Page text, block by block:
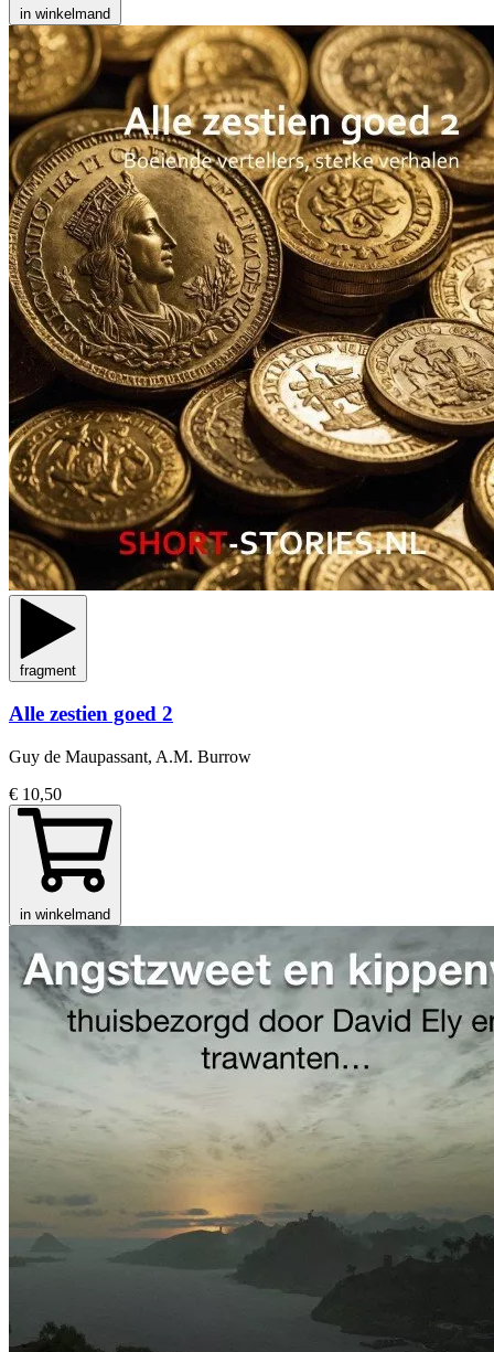
in winkelmand
fragment
Alle zestien goed 2
Guy de Maupassant, A.M. Burrow
€ 10,50
in winkelmand